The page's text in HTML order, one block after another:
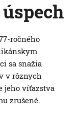
ročného
sa snažia
v rôznych
jeho víťazstva
zrušené.